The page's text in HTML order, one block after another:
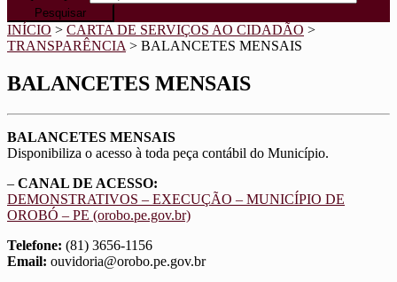
INÍCIO > CARTA DE SERVIÇOS AO CIDADÃO >
TRANSPARÊNCIA > BALANCETES MENSAIS
BALANCETES MENSAIS
BALANCETES MENSAIS
Disponibiliza o acesso à toda peça contábil do Município.
– CANAL DE ACESSO:
DEMONSTRATIVOS – EXECUÇÃO – MUNICÍPIO DE
OROBÓ – PE (orobo.pe.gov.br)
Telefone: (81) 3656-1156
Email: ouvidoria@orobo.pe.gov.br